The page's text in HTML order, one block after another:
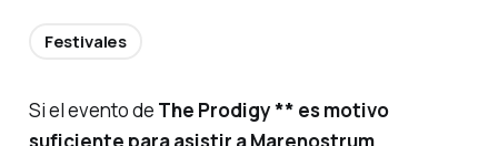
Si el evento de The Prodigy ** es motivo
Festivales